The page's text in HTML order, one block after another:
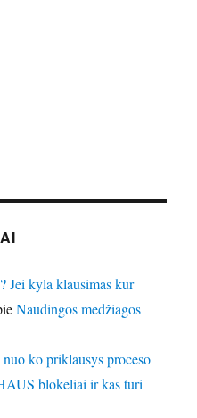
Jei kyla klausimas kur
Naudingos medžiagos
ko priklausys proceso
blokeliai ir kas turi